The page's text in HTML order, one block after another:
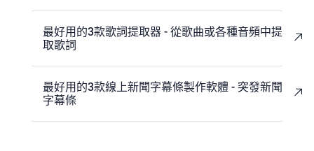
最好用的3款歌詞提取器 - 從歌曲或各種音頻中提
取歌詞
最好用的3款線上新聞字幕條製作軟體 - 突發新聞
字幕條